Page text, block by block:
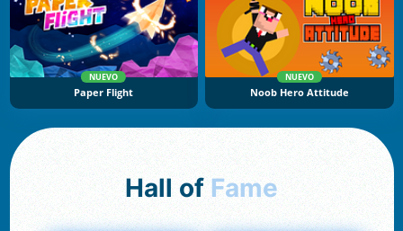
NUEVO
Paper Flight
NUEVO
Noob Hero Attitude
Hall of Fame